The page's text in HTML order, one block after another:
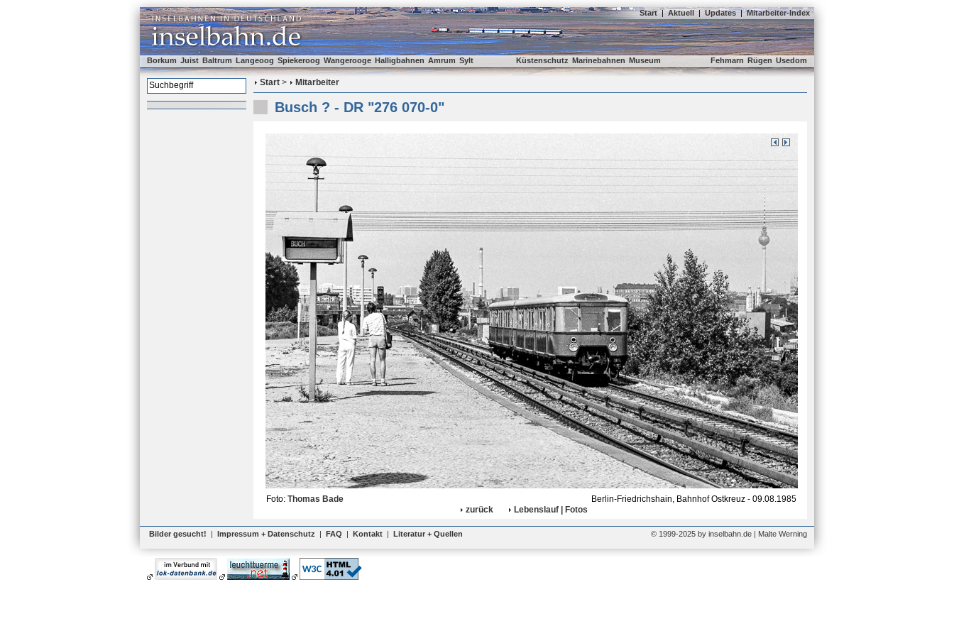
Start | Aktuell | Updates | Mitarbeiter-Index
Borkum Juist Baltrum Langeoog Spiekeroog Wangerooge Halligbahnen Amrum Sylt Küstenschutz Marinebahnen Museum Fehmarn Rügen Usedom
Start > Mitarbeiter
Busch ? - DR "276 070-0"
Foto: Thomas Bade
Berlin-Friedrichshain, Bahnhof Ostkreuz - 09.08.1985
zurück
Lebenslauf | Fotos
Bilder gesucht! | Impressum + Datenschutz | FAQ | Kontakt | Literatur + Quellen © 1999-2025 by inselbahn.de | Malte Werning